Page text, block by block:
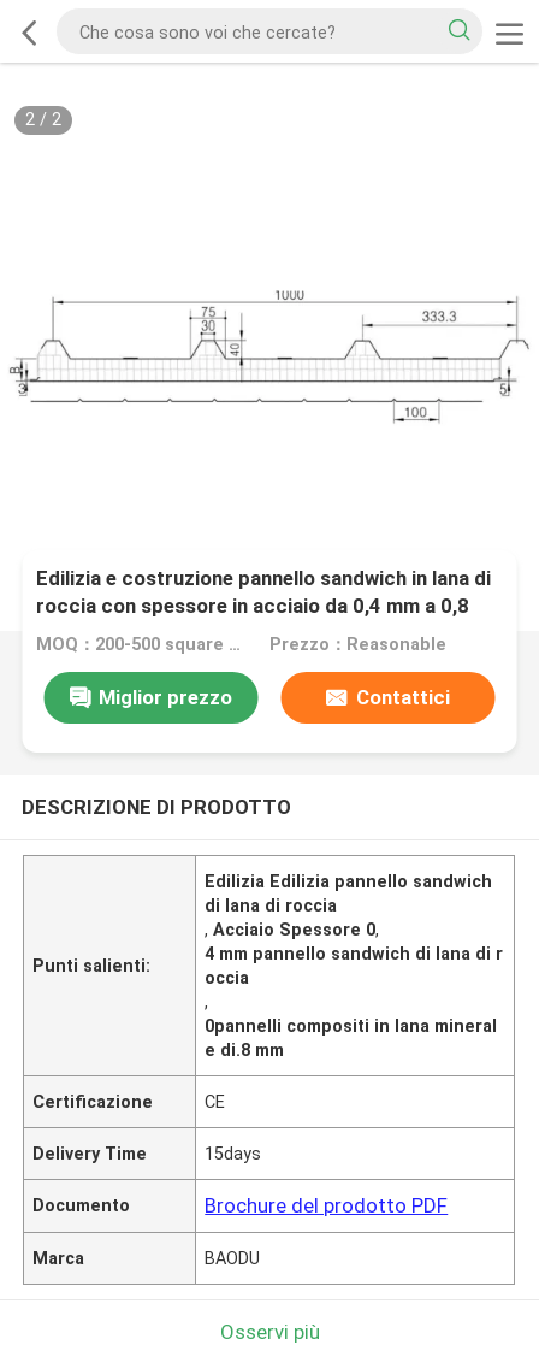
2/ 2
Edilizia e costruzione pannello sandwich in lana di
roccia con spessore in acciaio da 0,4 mm a 0,8
mm
MOQ：200-500 square meters Prezzo：Reasonable
Miglior prezzo Contattici
DESCRIZIONE DI PRODOTTO
Punti salienti:
Edilizia Edilizia pannello sandwich
di lana di roccia
,Acciaio Spessore 0,
4 mm pannello sandwich di lana di r
occia
,
0pannelli compositi in lana mineral
e di.8 mm
Certificazione CE
Delivery Time 15days
Documento Brochure del prodotto PDF
Marca BAODU
Osservi più